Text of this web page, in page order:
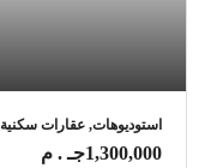
استوديوهات, عقارات سكنية
1,300,000جـ . م